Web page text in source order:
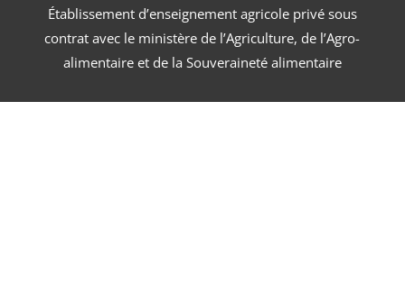
Établissement d’enseignement agricole privé sous
contrat avec le ministère de l’Agriculture, de l’Agro-
alimentaire et de la Souveraineté alimentaire